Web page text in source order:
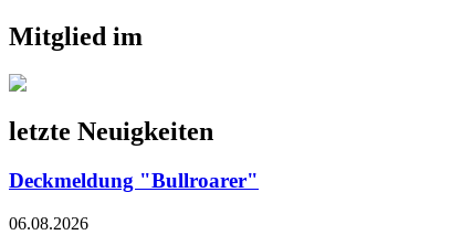
Mitglied im
letzte Neuigkeiten
Deckmeldung "Bullroarer"
06.08.2026